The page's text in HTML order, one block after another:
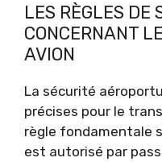
LES RÈGLES DE
CONCERNANT
AVION
La sécurité
précises pour le
règle fondamentale
est autorisé par